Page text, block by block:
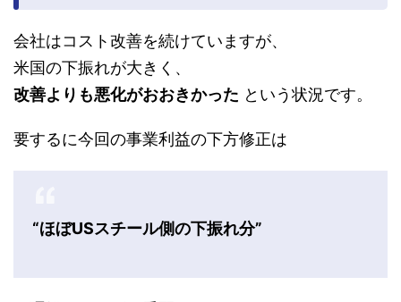
会社はコスト改善を続けていますが、
米国の下振れが大きく、
改善よりも悪化がおおきかった という状況です。
要するに今回の事業利益の下方修正は
“ほぼUSスチール側の下振れ分”